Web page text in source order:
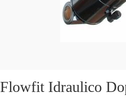
Flowfit Idraulico